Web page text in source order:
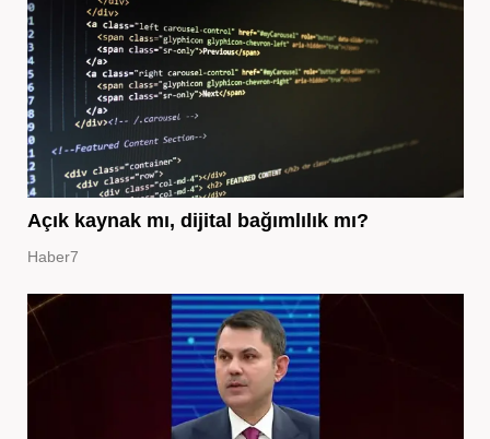
Açık kaynak mı, dijital bağımlılık mı?
Haber7